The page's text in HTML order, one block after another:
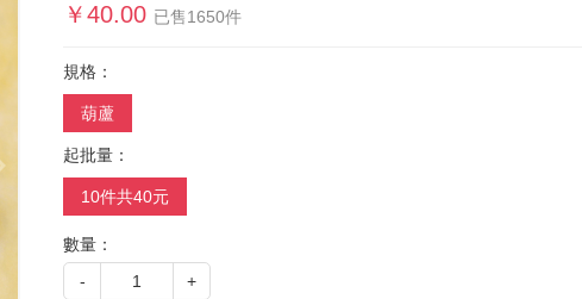
￥40.00 已售1650件
規格：
葫蘆
起批量：
10件共40元
數量：
-
1 +